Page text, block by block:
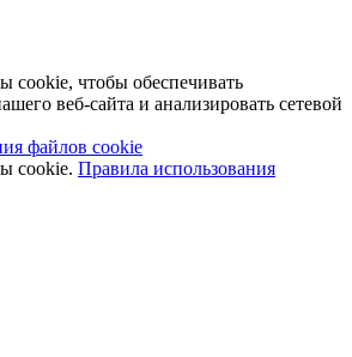
cookie, чтобы обеспечивать
веб-сайта и анализировать сетевой
файлов cookie
cookie. Правила использования